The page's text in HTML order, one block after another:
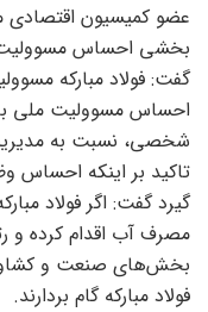
عضو کمیسیون اقتصادی
بخشی احساس مسوولیت
گفت: فولاد مبارکه
احساس مسوولیت ملی
شخصی، نسبت به
تاکید بر اینکه احساس
گیرد گفت: اگر فولاد
مصرف آب اقدام کرده و
بخش‌های صنعت و
فولاد مبارکه گام بردارند.